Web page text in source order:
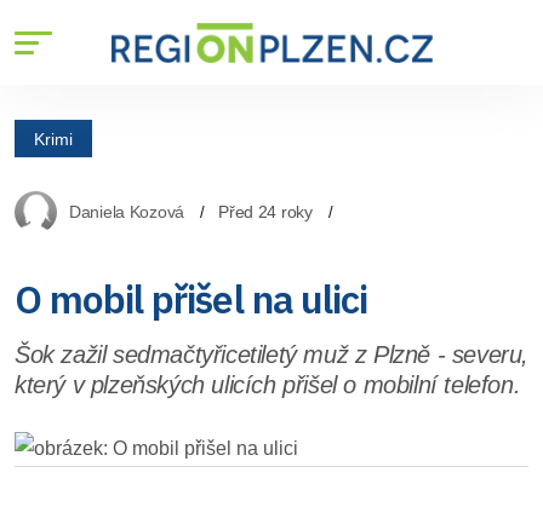
Krimi
Daniela Kozová Před 24 roky
O mobil přišel na ulici
Šok zažil sedmačtyřicetiletý muž z Plzně - severu,
který v plzeňských ulicích přišel o mobilní telefon.